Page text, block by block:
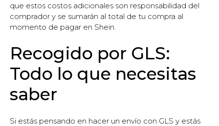
que estos costos adicionales son responsabilidad del
comprador y se sumarán al total de tu compra al
momento de pagar en Shein.
Recogido por GLS:
Todo lo que necesitas
saber
Si estás pensando en hacer un envío con GLS y estás